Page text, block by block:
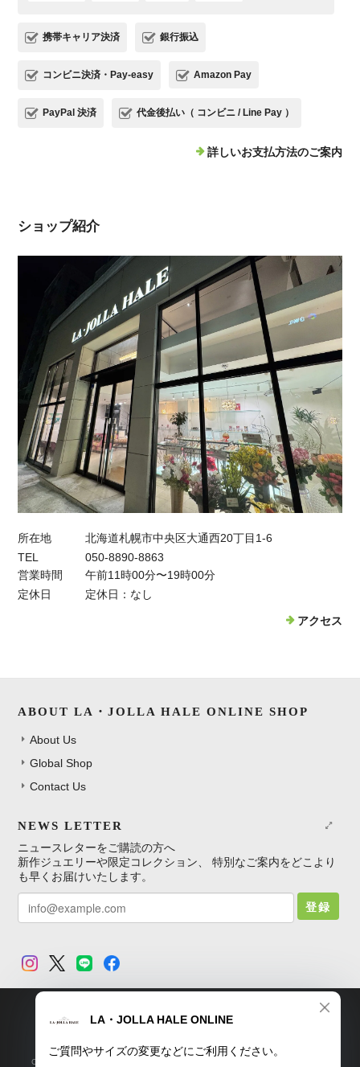
携帯キャリア決済 銀行振込
コンビニ決済・Pay-easy Amazon Pay
PayPal 決済 代金後払い（ コンビニ / Line Pay ）
詳しいお支払方法のご案内
ショップ紹介
所在地
北海道札幌市中央区大通西20丁目1-6
TEL
050-8890-8863
営業時間
午前11時00分〜19時00分
定休日
定休日：なし
アクセス
ABOUT LA・JOLLA HALE ONLINE SHOP
About Us
Global Shop
Contact Us
NEWS LETTER
ニュースレターをご購読の方へ
新作ジュエリーや限定コレクション、 特別なご案内をどこより
も早くお届けいたします。
登録
TOP プライバシーポリシー 特定商取引法に基づく表記
Copyright © LA・JOLLA HALE ONLINE SHOP. All Rights Reserved.